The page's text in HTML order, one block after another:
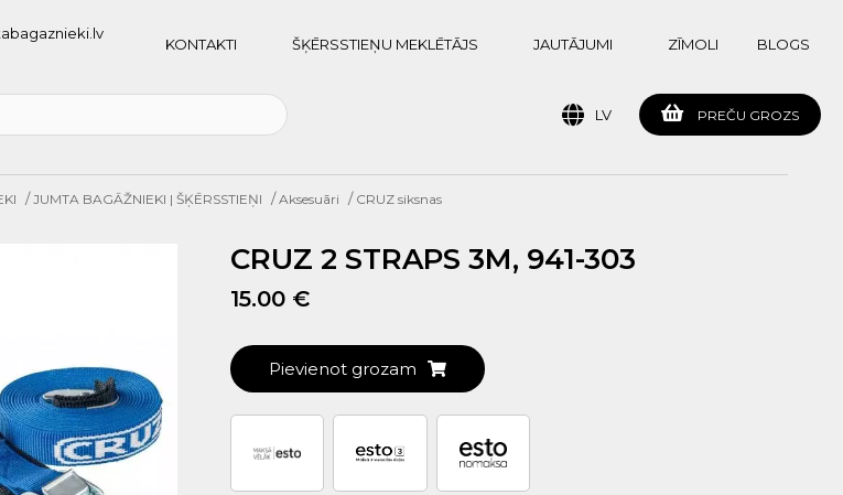
KONTAKTI ŠĶĒRSSTIEŅU MEKLĒTĀJS JAUTĀJUMI ZĪMOLI BLOGS
PREČU GROZS
LV
/JUMTA BAGĀŽNIEKI | ŠĶĒRSSTIEŅI /Aksesuāri / CRUZ siksnas
CRUZ 2 STRAPS 3M, 941-303
15.00 €
Pievienot grozam